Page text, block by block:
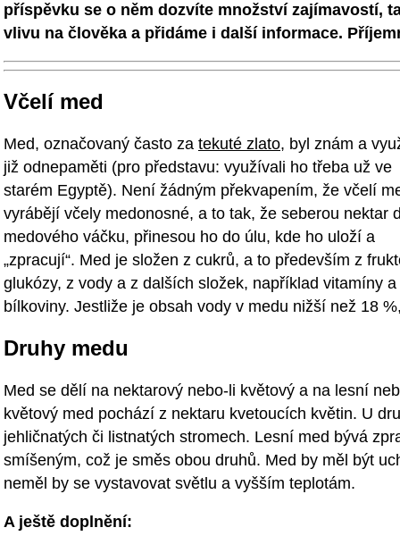
příspěvku se o něm dozvíte množství zajímavostí,
vlivu na člověka a přidáme i další informace.
Včelí med
Med, označovaný často za tekuté zlato, byl znám a
již odnepaměti (pro představu: využívali ho třeba už ve
starém Egyptě). Není žádným překvapením, že včelí
vyrábějí včely medonosné, a to tak, že seberou nektar
medového váčku, přinesou ho do úlu, kde ho uloží a
„zpracují“. Med je složen z cukrů, a to především z
glukózy, z vody a z dalších složek, například vitamíny a
bílkoviny. Jestliže je obsah vody v medu nižší než 18
Druhy medu
Med se dělí na nektarový nebo-li květový a na lesní
květový med pochází z nektaru kvetoucích květin. U
jehličnatých či listnatých stromech. Lesní med bývá
smíšeným, což je směs obou druhů. Med by měl být
neměl by se vystavovat světlu a vyšším teplotám.
A ještě doplnění: